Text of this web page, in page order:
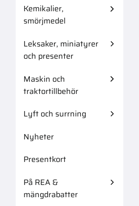
Kemikalier,
smörjmedel
Leksaker, miniatyrer
och presenter
Maskin och
traktortillbehör
Lyft och surrning
Nyheter
Presentkort
På REA &
mängdrabatter